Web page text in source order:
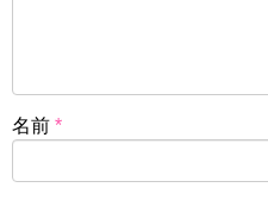
名前 *